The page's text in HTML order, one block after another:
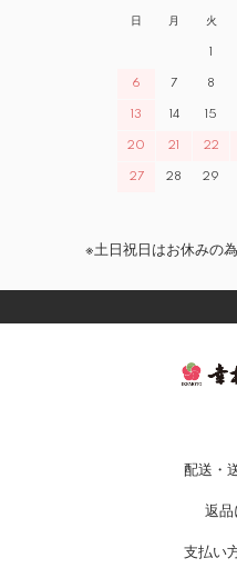
日 月 火
1
6 7 8
13 14 15
20 21 22
27 28 29
※土日祝日はお休みの
配送・
返品
支払い